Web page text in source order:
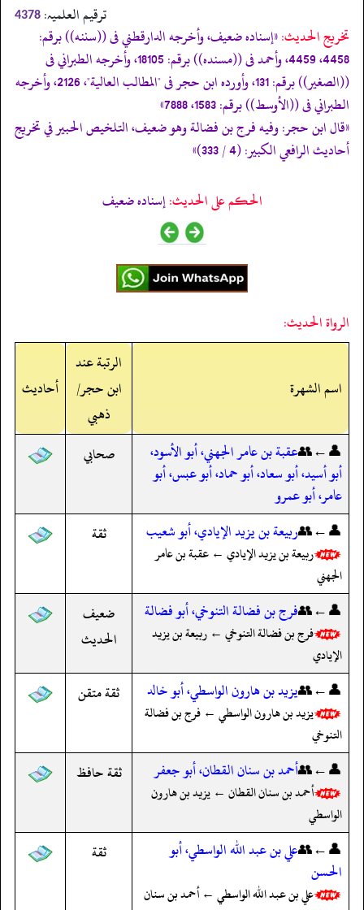
ترقیم العلمیہ: 4378
تخریج الحدیث:«إسناده ضعيف، وأخرجه الدارقطني فى ((سننه)) برقم:
4458، 4459، وأحمد فى ((مسنده)) برقم: 18105، وأخرجه الطبراني فى
((الصغير)) برقم: 131، وأورده ابن حجر فى "المطالب العالية"، 2126، وأخرجه
الطبراني فى ((الأوسط)) برقم: 1583، 7888»
«قال ابن حجر: وفيه فرج بن فضالة وهو ضعيف، التلخيص الحبير في تخريج
أحاديث الرافعي الكبير: (4 / 333)»
الحكم على الحديث:إسناده ضعيف
الرواة الحديث:
اسم الشهرة
الرتبة عند
ابن حجر/
ذهبي
أحاديث
👤←👥عقبة بن عامر الجهني، أبو الأسود،
أبو أسيد، أبو سعاد، أبو حماد، أبو عبس، أبو
عامر، أبو عمرو
صحابي
👤←👥ربيعة بن يزيد الإيادي، أبو شعيب
ربيعة بن يزيد الإيادي ← عقبة بن عامر
الجهني
ثقة
👤←👥فرج بن فضالة التنوخي، أبو فضالة
فرج بن فضالة التنوخي ← ربيعة بن يزيد
الإيادي
ضعيف
الحديث
👤←👥يزيد بن هارون الواسطي، أبو خالد
يزيد بن هارون الواسطي ← فرج بن فضالة
التنوخي
ثقة متقن
👤←👥أحمد بن سنان القطان، أبو جعفر
أحمد بن سنان القطان ← يزيد بن هارون
الواسطي
ثقة حافظ
👤←👥علي بن عبد الله الواسطي، أبو
الحسن
علي بن عبد الله الواسطي ← أحمد بن سنان
ثقة